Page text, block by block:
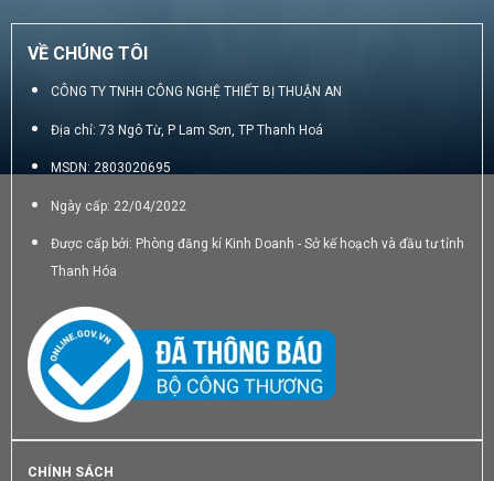
VỀ CHÚNG TÔI
CÔNG TY TNHH CÔNG NGHỆ THIẾT BỊ THUẬN AN
Địa chỉ: 73 Ngô Từ, P Lam Sơn, TP Thanh Hoá
MSDN: 2803020695
Ngày cấp: 22/04/2022
Được cấp bởi: Phòng đăng kí Kinh Doanh - Sở kế hoạch và đầu tư tỉnh
Thanh Hóa
CHÍNH SÁCH